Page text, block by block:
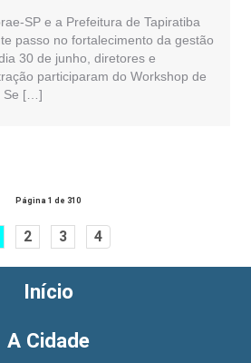
SP e a Prefeitura de Tapiratiba
passo no fortalecimento da gestão
30 de junho, diretores e
participaram do Workshop de
Se […]
Página 1 de 310
2 3 4
Início
A Cidade